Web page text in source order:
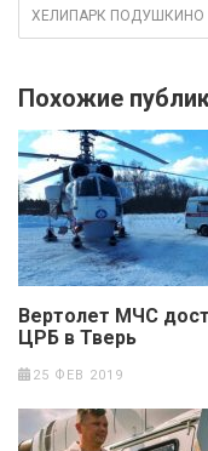
ХЕЛИПАРК ПОДУШКИНО
Похожие
Вертолет МЧС
ЦРБ в Тверь
25 ФЕВ 2019